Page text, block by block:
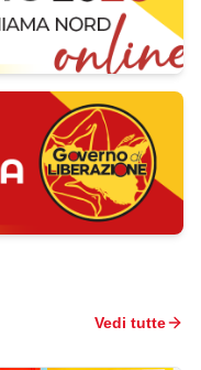
Vedi tutte